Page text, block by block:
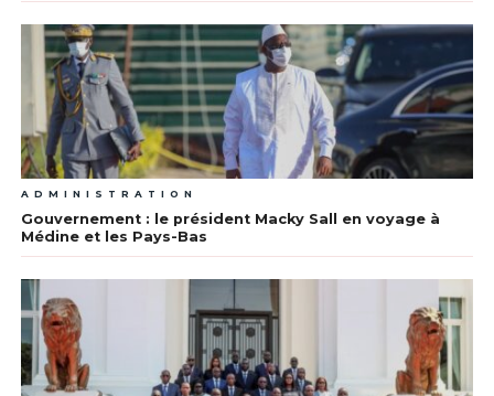
ADMINISTRATION
Gouvernement : le président Macky Sall en voyage à
Médine et les Pays-Bas